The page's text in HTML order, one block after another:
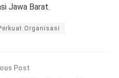
Jawa Barat.
Organisasi
Post